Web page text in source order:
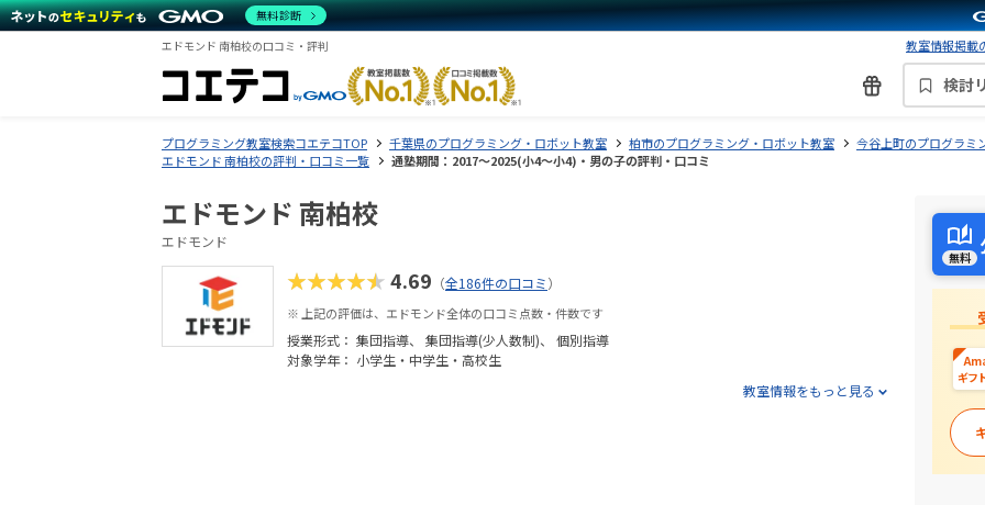
エドモンド 南柏校の口コミ・評判 教室情報掲載
検討
プログラミング教室検索コエテコTOP 千葉県のプログラミング・ロボット教室 柏市のプログラミング・ロボット教室 今谷上町のプログラミ
エドモンド 南柏校の評判・口コミ一覧
通塾期間：2017〜2025(小4〜小4)・男の子の評判・口コミ
エドモンド 南柏校
エドモンド
★★★★★4.69 （全186件の口コミ）
※ 上記の評価は、エドモンド全体の口コミ点数・件数です
授業形式： 集団指導 集団指導(少人数制)
個別指導
対象学年： 小学生・中学生・高校生
教室情報をもっと見る
無料
ギフ
無料診断